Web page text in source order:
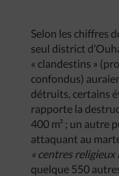
Selon les chiffres
seul district
« clandestins »
confondus)
détruits, certains
rapporte la
400 m² ; un autre
attaquant au
«centresreligieux
quelque 550